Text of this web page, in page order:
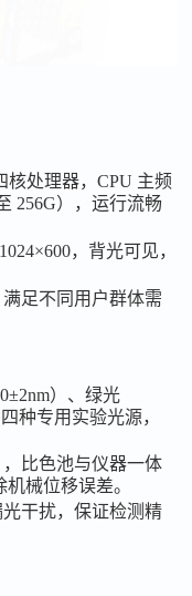
核处理器，CPU 主频
256G），运行流畅
，背光可见，
足不同用户群体需
）、绿光
种专用实验光源，
比色池与仪器一体
械位移误差。
干扰，保证检测精